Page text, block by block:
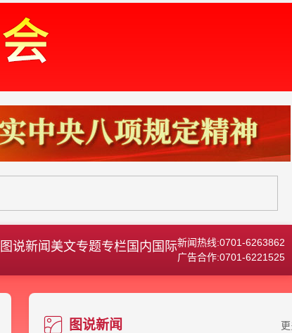
图说新闻 美文专题专栏 国内国际新闻热线:0701-6263862
广告合作:0701-6221525
图说新闻